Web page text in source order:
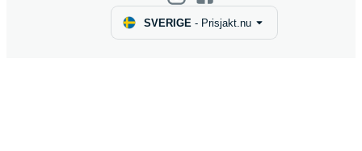
SVERIGE - Prisjakt.nu